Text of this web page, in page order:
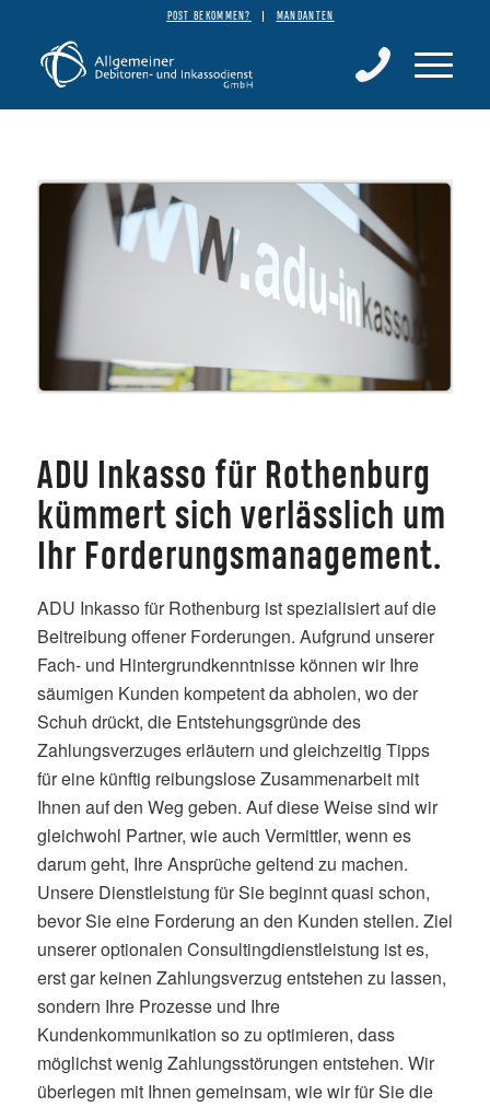
POST BEKOMMEN? MANDANTEN
ADU Inkasso für Rothenburg
kümmert sich verlässlich um
Ihr Forderungsmanagement.
ADU Inkasso für Rothenburg ist spezialisiert auf die
Beitreibung offener Forderungen. Aufgrund unserer
Fach- und Hintergrundkenntnisse können wir Ihre
säumigen Kunden kompetent da abholen, wo der
Schuh drückt, die Entstehungsgründe des
Zahlungsverzuges erläutern und gleichzeitig Tipps
für eine künftig reibungslose Zusammenarbeit mit
Ihnen auf den Weg geben. Auf diese Weise sind wir
gleichwohl Partner, wie auch Vermittler, wenn es
darum geht, Ihre Ansprüche geltend zu machen.
Unsere Dienstleistung für Sie beginnt quasi schon,
bevor Sie eine Forderung an den Kunden stellen. Ziel
unserer optionalen Consultingdienstleistung ist es,
erst gar keinen Zahlungsverzug entstehen zu lassen,
sondern Ihre Prozesse und Ihre
Kundenkommunikation so zu optimieren, dass
möglichst wenig Zahlungsstörungen entstehen. Wir
überlegen mit Ihnen gemeinsam, wie wir für Sie die